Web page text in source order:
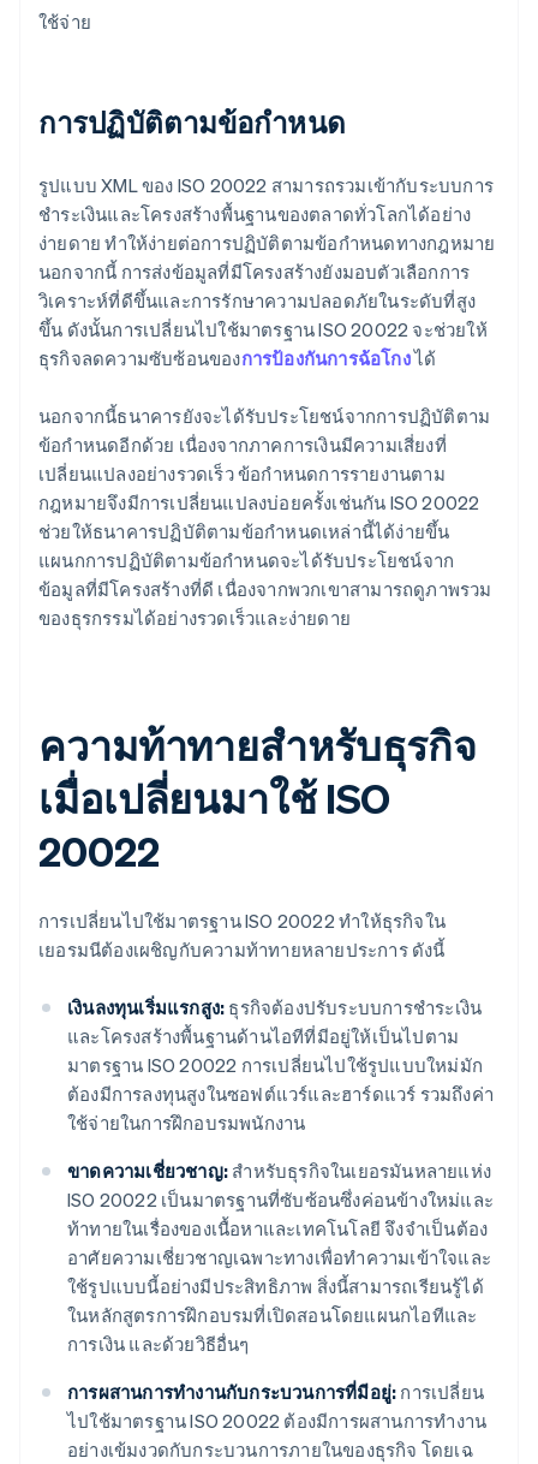
ใช้จ่าย
การปฏิบัติตามข้อกําหนด
รูปแบบ XML ของ ISO 20022 สามารถรวมเข้ากับระบบการ
ชําระเงินและโครงสร้างพื้นฐานของตลาดทั่วโลกได้อย่าง
ง่ายดาย ทําให้ง่ายต่อการปฏิบัติตามข้อกําหนดทางกฎหมาย
นอกจากนี้ การส่งข้อมูลที่มีโครงสร้างยังมอบตัวเลือกการ
วิเคราะห์ที่ดีขึ้นและการรักษาความปลอดภัยในระดับที่สูง
ขึ้น ดังนั้นการเปลี่ยนไปใช้มาตรฐาน ISO 20022 จะช่วยให้
ธุรกิจลดความซับซ้อนของการป้องกันการฉ้อโกงได้
นอกจากนี้ธนาคารยังจะได้รับประโยชน์จากการปฏิบัติตาม
ข้อกําหนดอีกด้วย เนื่องจากภาคการเงินมีความเสี่ยงที่
เปลี่ยนแปลงอย่างรวดเร็ว ข้อกําหนดการรายงานตาม
กฎหมายจึงมีการเปลี่ยนแปลงบ่อยครั้งเช่นกัน ISO 20022
ช่วยให้ธนาคารปฏิบัติตามข้อกําหนดเหล่านี้ได้ง่ายขึ้น
แผนกการปฏิบัติตามข้อกำหนดจะได้รับประโยชน์จาก
ข้อมูลที่มีโครงสร้างที่ดี เนื่องจากพวกเขาสามารถดูภาพรวม
ของธุรกรรมได้อย่างรวดเร็วและง่ายดาย
ความท้าทายสําหรับธุรกิจ
เมื่อเปลี่ยนมาใช้ ISO
20022
การเปลี่ยนไปใช้มาตรฐาน ISO 20022 ทําให้ธุรกิจใน
เยอรมนีต้องเผชิญกับความท้าทายหลายประการ ดังนี้
เงินลงทุนเริ่มแรกสูง: ธุรกิจต้องปรับระบบการชําระเงิน
และโครงสร้างพื้นฐานด้านไอทีที่มีอยู่ให้เป็นไปตาม
มาตรฐาน ISO 20022 การเปลี่ยนไปใช้รูปแบบใหม่มัก
ต้องมีการลงทุนสูงในซอฟต์แวร์และฮาร์ดแวร์ รวมถึงค่า
ใช้จ่ายในการฝึกอบรมพนักงาน
ขาดความเชี่ยวชาญ: สําหรับธุรกิจในเยอรมันหลายแห่ง
ISO 20022 เป็นมาตรฐานที่ซับซ้อนซึ่งค่อนข้างใหม่และ
ท้าทายในเรื่องของเนื้อหาและเทคโนโลยี จึงจําเป็นต้อง
อาศัยความเชี่ยวชาญเฉพาะทางเพื่อทําความเข้าใจและ
ใช้รูปแบบนี้อย่างมีประสิทธิภาพ สิ่งนี้สามารถเรียนรู้ได้
ในหลักสูตรการฝึกอบรมที่เปิดสอนโดยแผนกไอทีและ
การเงิน และด้วยวิธีอื่นๆ
การผสานการทํางานกับกระบวนการที่มีอยู่: การเปลี่ยน
ไปใช้มาตรฐาน ISO 20022 ต้องมีการผสานการทํางาน
อย่างเข้มงวดกับกระบวนการภายในของธุรกิจ โดยเฉ